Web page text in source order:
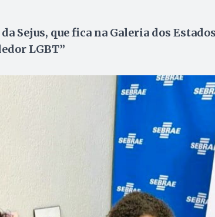
Sejus, que fica na Galeria dos
LGBT”